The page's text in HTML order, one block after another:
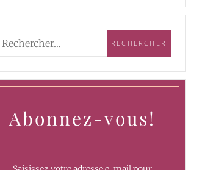
Abonnez-vous!